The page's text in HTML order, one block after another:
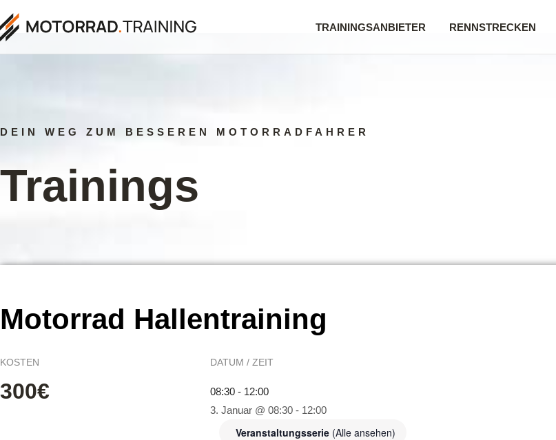
TRAININGSANBIETER RENNSTRECKEN
DEIN WEG ZUM BESSEREN MOTORRADFAHRER
Trainings
Motorrad Hallentraining
KOSTEN
300€
DATUM / ZEIT
08:30 - 12:00
3. Januar @ 08:30 - 12:00
Veranstaltungsserie (Alle ansehen)